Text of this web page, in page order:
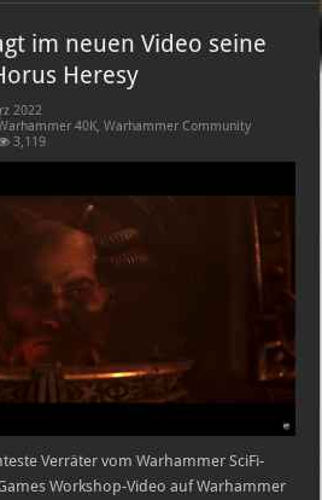
im neuen Video seine
Heresy
2022
40K,Warhammer Community
3,119
Verräter vom Warhammer SciFi-
Workshop-Video auf Warhammer